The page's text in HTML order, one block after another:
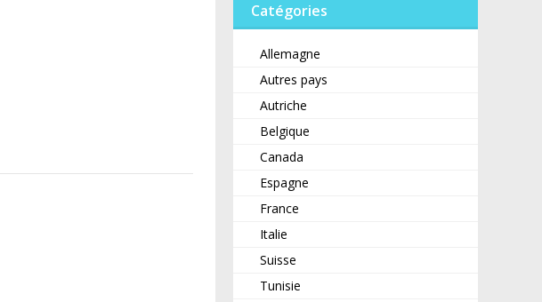
Catégories
Allemagne
Autres pays
Autriche
Belgique
Canada
Espagne
France
Italie
Suisse
Tunisie